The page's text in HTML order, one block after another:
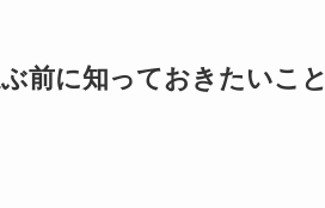
前に知っておきたいこと